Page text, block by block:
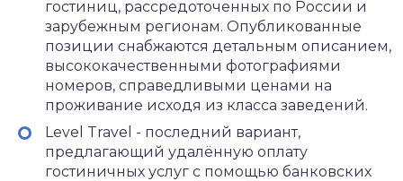
гостиниц, рассредоточенных по России и
зарубежным регионам. Опубликованные
позиции снабжаются детальным описанием,
высококачественными фотографиями
номеров, справедливыми ценами на
проживание исходя из класса заведений.
Level Travel - последний вариант,
предлагающий удалённую оплату
гостиничных услуг с помощью банковских